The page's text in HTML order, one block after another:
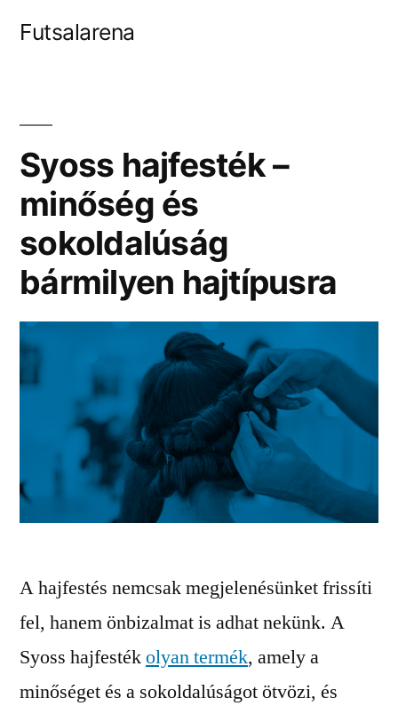
Futsalarena
Syoss hajfesték –
minőség és
sokoldalúság
bármilyen hajtípusra
A hajfestés nemcsak megjelenésünket frissíti
fel, hanem önbizalmat is adhat nekünk. A
Syoss hajfestékolyan termék, amely a
minőséget és a sokoldalúságot ötvözi, és